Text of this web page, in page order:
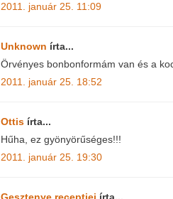
2011. január 25. 11:09
Unknown írta...
Örvényes bonbonformám van és a
2011. január 25. 18:52
Ottis írta...
Hűha, ez gyönyörűséges!!!
2011. január 25. 19:30